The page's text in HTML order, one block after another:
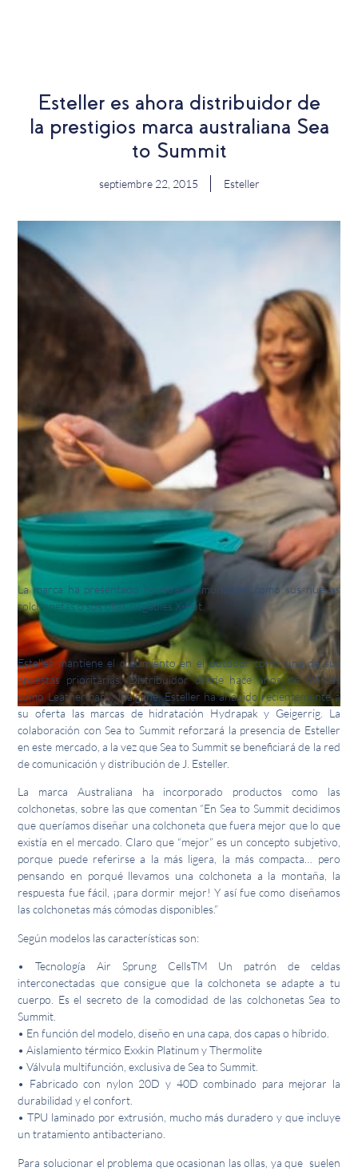
Esteller es ahora distribuidor de
la prestigios marca australiana Sea
to Summit
septiembre 22, 2015 Esteller
La marca ha presentado novedades mundiales como sus nuevas
colchonetas o sus ollas plegables X-Pot.
Esteller mantiene el crecimiento en el outdoor como una de sus
apuestas prioritarias. Distribuidor desde hace años de marcas
como Leatherman y Nalgene, Esteller ha añadido recientemente a
su oferta las marcas de hidratación Hydrapak y Geigerrig. La
colaboración con Sea to Summit reforzará la presencia de Esteller
en este mercado, a la vez que Sea to Summit se beneficiará de la red
de comunicación y distribución de J. Esteller.
La marca Australiana ha incorporado productos como las
colchonetas, sobre las que comentan “En Sea to Summit decidimos
que queríamos diseñar una colchoneta que fuera mejor que lo que
existía en el mercado. Claro que “mejor” es un concepto subjetivo,
porque puede referirse a la más ligera, la más compacta… pero
pensando en porqué llevamos una colchoneta a la montaña, la
respuesta fue fácil, ¡para dormir mejor! Y así fue como diseñamos
las colchonetas más cómodas disponibles.”
Según modelos las características son:
• Tecnología Air Sprung CellsTM Un patrón de celdas
interconectadas que consigue que la colchoneta se adapte a tu
cuerpo. Es el secreto de la comodidad de las colchonetas Sea to
Summit.
• En función del modelo, diseño en una capa, dos capas o híbrido.
• Aislamiento térmico Exxkin Platinum y Thermolite
• Válvula multifunción, exclusiva de Sea to Summit.
• Fabricado con nylon 20D y 40D combinado para mejorar la
durabilidad y el confort.
• TPU laminado por extrusión, mucho más duradero y que incluye
un tratamiento antibacteriano.
Para solucionar el problema que ocasionan las ollas, ya que suelen